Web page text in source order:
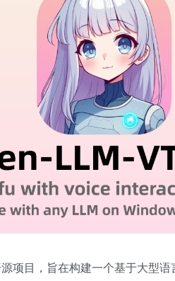
项目，旨在构建一个基于大型